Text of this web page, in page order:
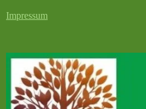
Impressum